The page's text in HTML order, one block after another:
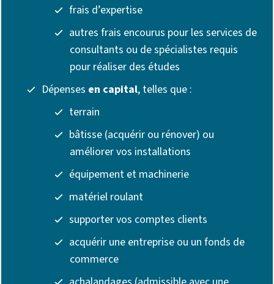
frais d’expertise
autres frais encourus pour les services de
consultants ou de spécialistes requis
pour réaliser des études
Dépenses en capital, telles que :
terrain
bâtisse (acquérir ou rénover) ou
améliorer vos installations
équipement et machinerie
matériel roulant
supporter vos comptes clients
acquérir une entreprise ou un fonds de
commerce